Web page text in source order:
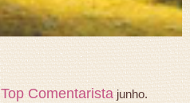
Top Comentaristajunho.